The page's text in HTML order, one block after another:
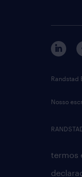
termos
Randstad
Nosso